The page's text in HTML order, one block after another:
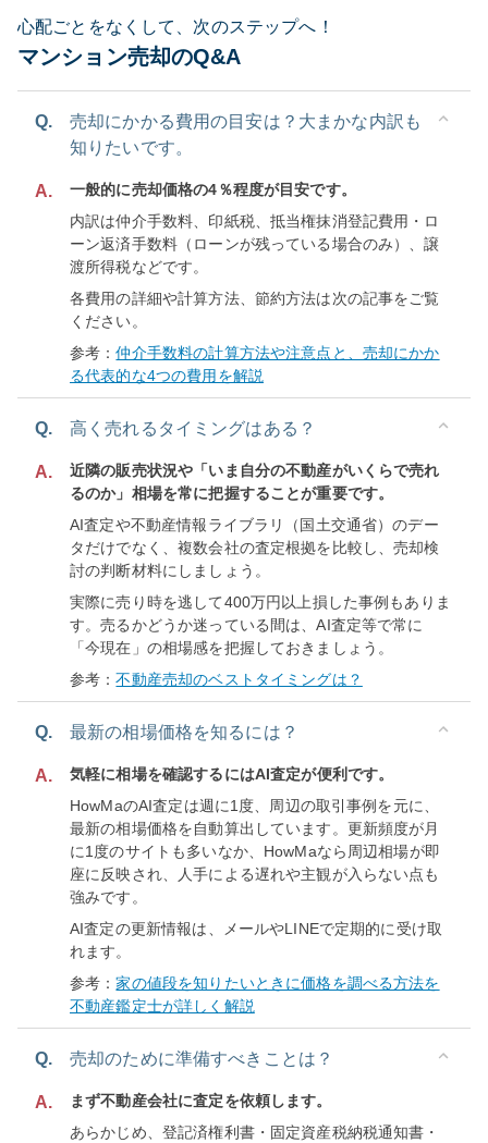
心配ごとをなくして、次のステップへ！
マンション売却のQ&A
Q.
売却にかかる費用の目安は？大まかな内訳も
知りたいです。
A.
一般的に売却価格の4％程度が目安です。
内訳は仲介手数料、印紙税、抵当権抹消登記費用・ロ
ーン返済手数料（ローンが残っている場合のみ）、譲
渡所得税などです。
各費用の詳細や計算方法、節約方法は次の記事をご覧
ください。
参考：仲介手数料の計算方法や注意点と、売却にかか
る代表的な4つの費用を解説
Q. 高く売れるタイミングはある？
A.
近隣の販売状況や「いま自分の不動産がいくらで売れ
るのか」相場を常に把握することが重要です。
AI査定や不動産情報ライブラリ（国土交通省）のデー
タだけでなく、複数会社の査定根拠を比較し、売却検
討の判断材料にしましょう。
実際に売り時を逃して400万円以上損した事例もありま
す。売るかどうか迷っている間は、AI査定等で常に
「今現在」の相場感を把握しておきましょう。
参考：不動産売却のベストタイミングは？
Q. 最新の相場価格を知るには？
A.
気軽に相場を確認するにはAI査定が便利です。
HowMaのAI査定は週に1度、周辺の取引事例を元に、
最新の相場価格を自動算出しています。更新頻度が月
に1度のサイトも多いなか、HowMaなら周辺相場が即
座に反映され、人手による遅れや主観が入らない点も
強みです。
AI査定の更新情報は、メールやLINEで定期的に受け取
れます。
参考：家の値段を知りたいときに価格を調べる方法を
不動産鑑定士が詳しく解説
Q. 売却のために準備すべきことは？
A.
まず不動産会社に査定を依頼します。
あらかじめ、登記済権利書・固定資産税納税通知書・